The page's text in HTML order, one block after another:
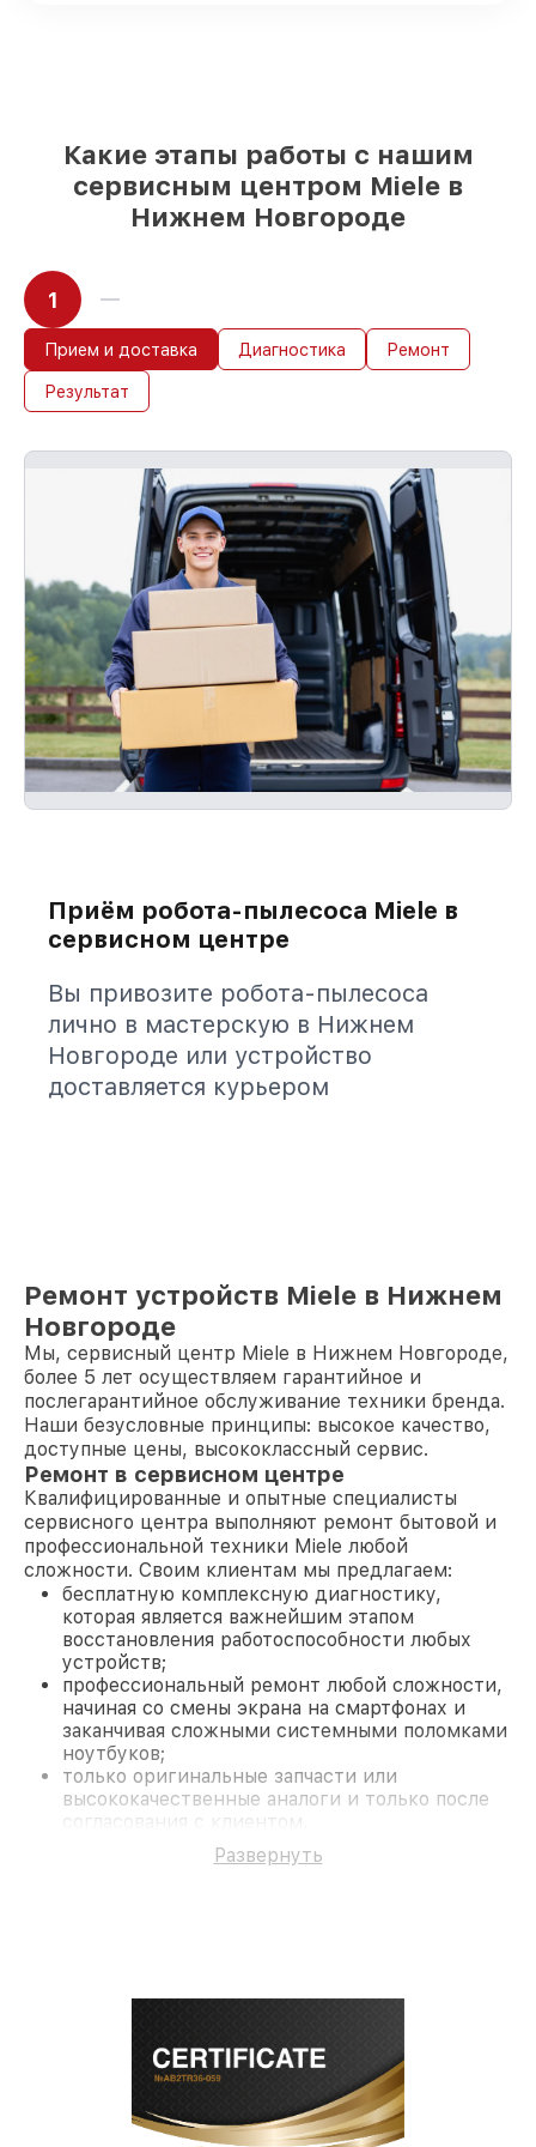
Какие этапы работы с нашим
сервисным центром Miele в
Нижнем Новгороде
1
Прием и доставка Диагностика Ремонт
Результат
Приём робота-пылесоса Miele в
сервисном центре
Вы привозите робота-пылесоса
лично в мастерскую в Нижнем
Новгороде или устройство
доставляется курьером
Ремонт устройств Miele в Нижнем
Новгороде
Мы, сервисный центр Miele в Нижнем Новгороде,
более 5 лет осуществляем гарантийное и
послегарантийное обслуживание техники бренда.
Наши безусловные принципы: высокое качество,
доступные цены, высококлассный сервис.
Ремонт в сервисном центре
Квалифицированные и опытные специалисты
сервисного центра выполняют ремонт бытовой и
профессиональной техники Miele любой
сложности. Своим клиентам мы предлагаем:
бесплатную комплексную диагностику,
которая является важнейшим этапом
восстановления работоспособности любых
устройств;
профессиональный ремонт любой сложности,
начиная со смены экрана на смартфонах и
заканчивая сложными системными поломками
ноутбуков;
только оригинальные запчасти или
высококачественные аналоги и только после
согласования с клиентом.
На все работы и замененные комплектующие
предоставляется длительная гарантия. В случае
современное оборудование и
лицензированное ПО в ремонтно-
диагностических мастерских;
собственный склад комплектующих, что
Развернуть